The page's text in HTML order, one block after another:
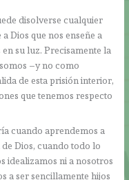
disolverse cualquier
Dios que nos enseñe a
su luz. Precisamente la
–y no como
de esta prisión interior,
que tenemos respecto
cuando aprendemos a
Dios, cuando todo lo
idealizamos ni a nosotros
a ser sencillamente hijos